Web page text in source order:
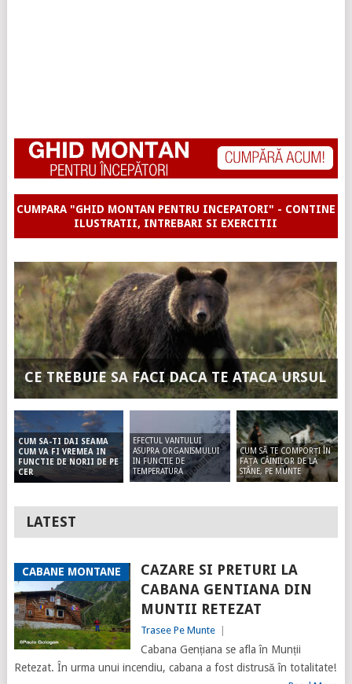
CUMPARA "GHID MONTAN PENTRU INCEPATORI" - CONTINE
ILUSTRATII, INTREBARI SI EXERCITII
CE TREBUIE SA FACI DACA TE ATACA URSUL
CUM SA-TI DAI SEAMA
CUM VA FI VREMEA IN
FUNCTIE DE NORII DE PE
CER
CUM SĂ TE COMPORȚI ÎN
FAȚA CÂINILOR DE LA
STÂNE, PE MUNTE
EFECTUL VANTULUI
ASUPRA ORGANISMULUI
IN FUNCTIE DE
TEMPERATURA
LATEST
CABANE MONTANE
CAZARE SI PRETURI LA
CABANA GENTIANA DIN
MUNTII RETEZAT
Trasee Pe Munte
Cabana Gențiana se afla în Munții
Retezat. În urma unui incendiu, cabana a fost distrusă în totalitate!